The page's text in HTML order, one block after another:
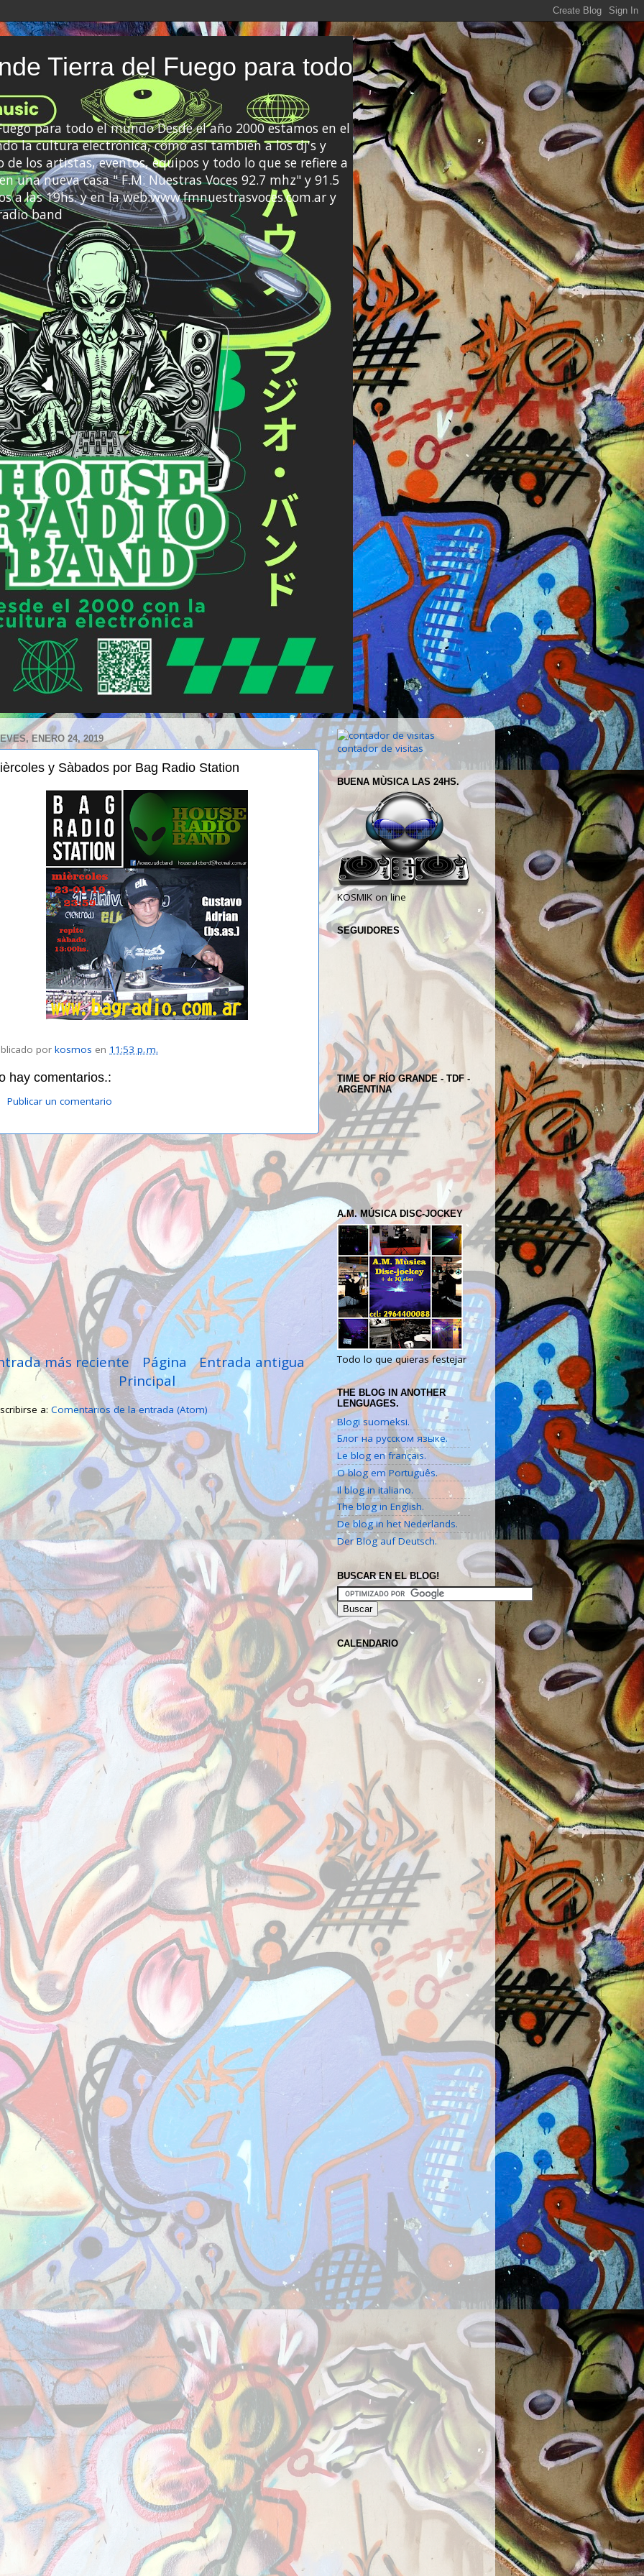
Tierra del Fuego para todo
para todo el mundo Desde el año 2000 estamos en el
la cultura electrónica, como así también a los dj's y
los artistas, eventos, equipos y todo lo que se refiere a
una nueva casa " F.M. Nuestras Voces 92.7 mhz" y 91.5
a las 19hs. y en la web:www.fmnuestrasvoces.com.ar y
band
ENERO 24, 2019
y Sàbados por Bag Radio Station
por kosmos en 11:53 p. m.
hay comentarios.:
Publicar un comentario
más reciente Entrada antigua
Página
Principal
a: Comentarios de la entrada (Atom)
contador de visitas
BUENA MÙSICA LAS 24HS.
KOSMIK on line
SEGUIDORES
TIME OF RÍO GRANDE - TDF -
ARGENTINA
A.M. MÚSICA DISC-JOCKEY
Todo lo que quieras festejar
THE BLOG IN ANOTHER
LENGUAGES.
Blogi suomeksi.
Блог на русском языке.
Le blog en français.
O blog em Português.
Il blog in italiano.
The blog in English.
De blog in het Nederlands.
Der Blog auf Deutsch.
BUSCAR EN EL BLOG!
CALENDARIO